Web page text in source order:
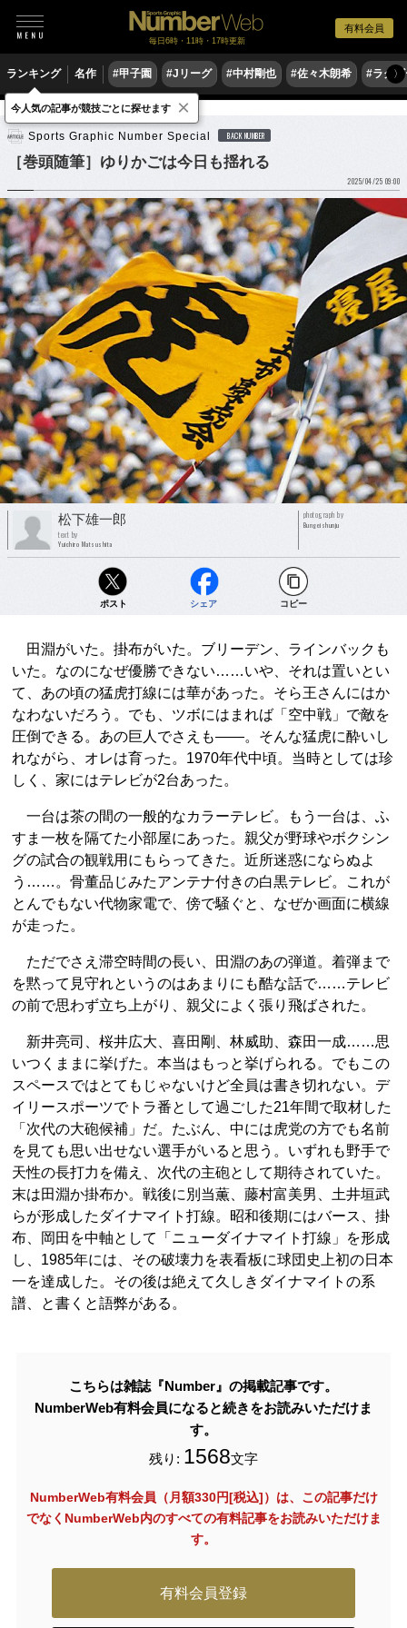
有料会員
毎日6時・11時・17時更新
ランキング 名作 #甲子園 #Jリーグ #中村剛也 #佐々木朗希 #ラグ〉
野球 プロ野球
Sports Graphic Number Special BACK NUMBER
［巻頭随筆］ゆりかごは今日も揺れる
2025/04/25 09:00
松下雄一郎
text by
Yuichiro Matsushita
photograph by
Bungeishunju
ポスト シェア コピー
田淵がいた。掛布がいた。ブリーデン、ラインバックも
いた。なのになぜ優勝できない……いや、それは置いとい
て、あの頃の猛虎打線には華があった。そら王さんにはか
なわないだろう。でも、ツボにはまれば「空中戦」で敵を
圧倒できる。あの巨人でさえも――。そんな猛虎に酔いし
れながら、オレは育った。1970年代中頃。当時としては珍
しく、家にはテレビが2台あった。
一台は茶の間の一般的なカラーテレビ。もう一台は、ふ
すま一枚を隔てた小部屋にあった。親父が野球やボクシン
グの試合の観戦用にもらってきた。近所迷惑にならぬよ
う……。骨董品じみたアンテナ付きの白黒テレビ。これが
とんでもない代物家電で、傍で騒ぐと、なぜか画面に横線
が走った。
ただでさえ滞空時間の長い、田淵のあの弾道。着弾まで
を黙って見守れというのはあまりにも酷な話で……テレビ
の前で思わず立ち上がり、親父によく張り飛ばされた。
新井亮司、桜井広大、喜田剛、林威助、森田一成……思
いつくままに挙げた。本当はもっと挙げられる。でもこの
スペースではとてもじゃないけど全員は書き切れない。デ
イリースポーツでトラ番として過ごした21年間で取材した
「次代の大砲候補」だ。たぶん、中には虎党の方でも名前
を見ても思い出せない選手がいると思う。いずれも野手で
天性の長打力を備え、次代の主砲として期待されていた。
末は田淵か掛布か。戦後に別当薫、藤村富美男、土井垣武
らが形成したダイナマイト打線。昭和後期にはバース、掛
布、岡田を中軸として「ニューダイナマイト打線」を形成
し、1985年には、その破壊力を表看板に球団史上初の日本
一を達成した。その後は絶えて久しきダイナマイトの系
譜、と書くと語弊がある。
こちらは雑誌『Number』の掲載記事です。
NumberWeb有料会員になると続きをお読みいただけま
す。
残り: 1568文字
NumberWeb有料会員（月額330円[税込]）は、この記事だけ
でなく NumberWeb内のすべての有料記事をお読みいただけま
す。
有料会員登録
今人気の記事が競技ごとに探せます ×